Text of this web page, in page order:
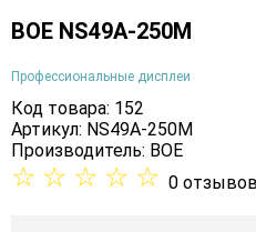
BOE NS49A-250M
Профессиональные дисплеи
Код товара: 152
Артикул: NS49A-250M
Производитель: BOE
☆ ☆ ☆ ☆ ☆ 0 отзывов